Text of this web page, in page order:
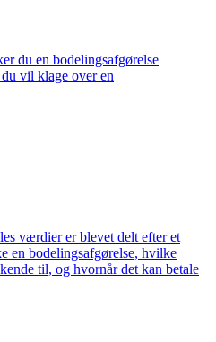
du en bodelingsafgørelse
vil klage over en
værdier er blevet delt efter et
en bodelingsafgørelse, hvilke
til, og hvornår det kan betale